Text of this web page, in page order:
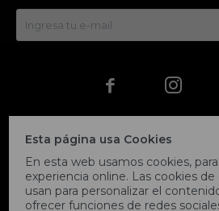
Esta página usa Cookies
En esta web usamos cookies,
experiencia online. Las cookies
usan para personalizar el
ofrecer funciones de redes
 